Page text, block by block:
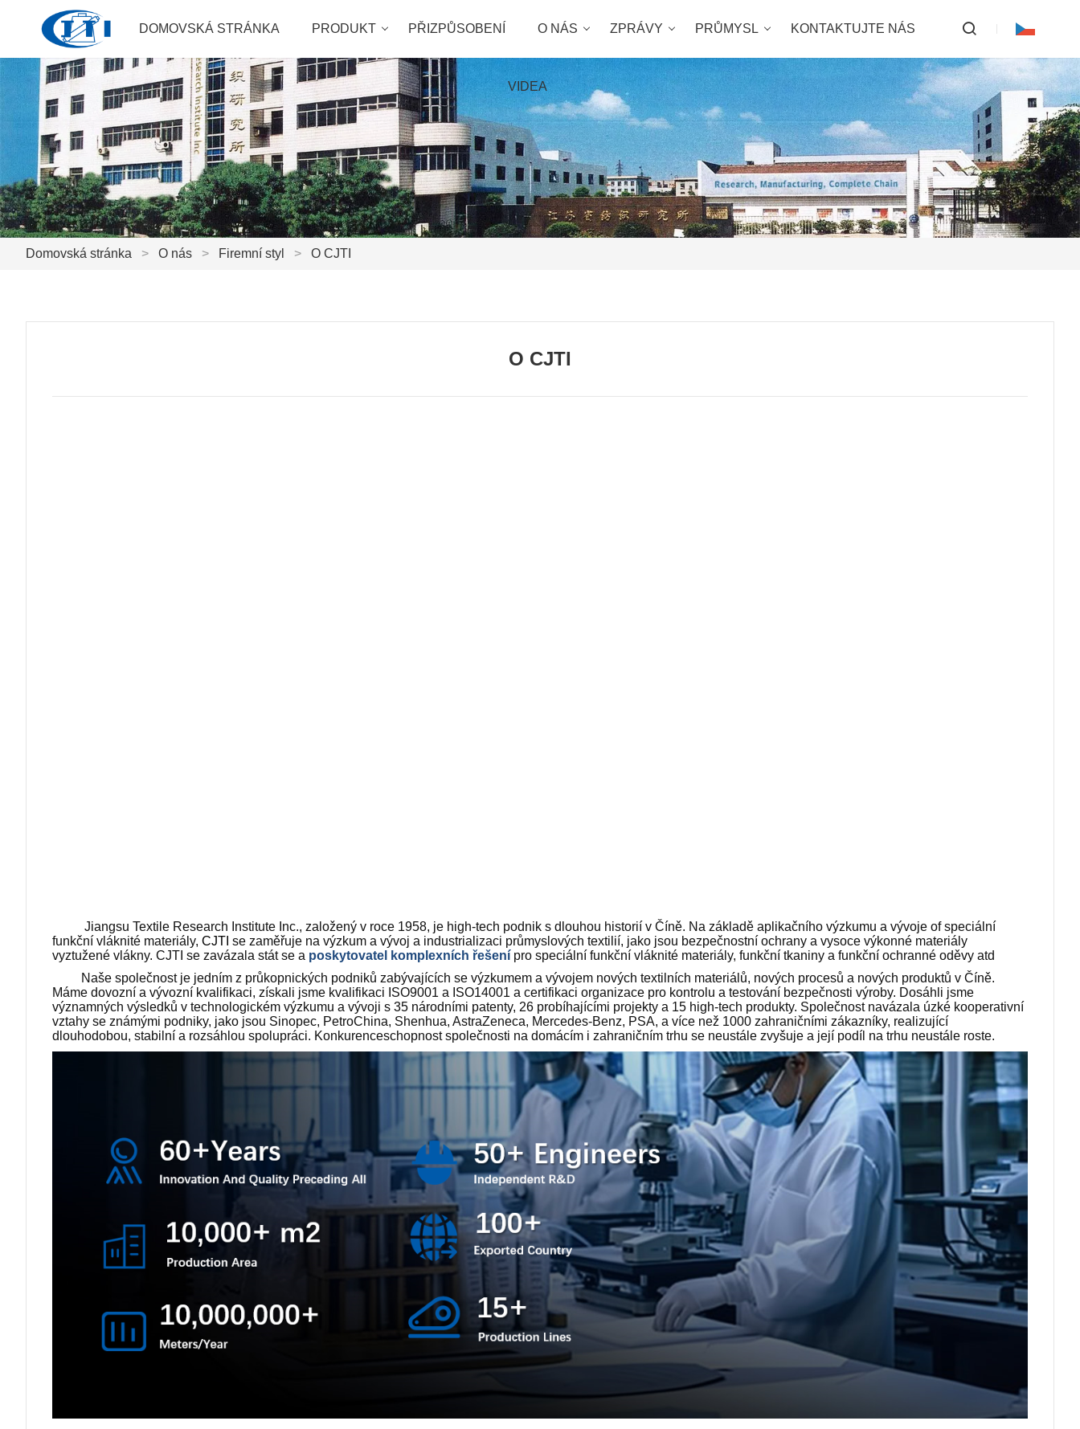
DOMOVSKÁ STRÁNKA PRODUKT PŘIZPŮSOBENÍ O NÁS ZPRÁVY PRŮMYSL KONTAKTUJTE NÁS
VIDEA
Domovská stránka > O nás > Firemní styl > O CJTI
O CJTI
Jiangsu Textile Research Institute Inc., založený v roce 1958, je high-tech podnik s dlouhou historií v Číně. Na základě aplikačního výzkumu a vývoje of speciální
funkční vláknité materiály, CJTI se zaměřuje na výzkum a vývoj a industrializaci průmyslových textilií, jako jsou bezpečnostní ochrany a vysoce výkonné materiály
vyztužené vlákny. CJTI se zavázala stát se a poskytovatel komplexních řešení pro speciální funkční vláknité materiály, funkční tkaniny a funkční ochranné oděvy atd
Naše společnost je jedním z průkopnických podniků zabývajících se výzkumem a vývojem nových textilních materiálů, nových procesů a nových produktů v Číně.
Máme dovozní a vývozní kvalifikaci, získali jsme kvalifikaci ISO9001 a ISO14001 a certifikaci organizace pro kontrolu a testování bezpečnosti výroby. Dosáhli jsme
významných výsledků v technologickém výzkumu a vývoji s 35 národními patenty, 26 probíhajícími projekty a 15 high-tech produkty. Společnost navázala úzké kooperativní
vztahy se známými podniky, jako jsou Sinopec, PetroChina, Shenhua, AstraZeneca, Mercedes-Benz, PSA, a více než 1000 zahraničními zákazníky, realizující
dlouhodobou, stabilní a rozsáhlou spolupráci. Konkurenceschopnost společnosti na domácím i zahraničním trhu se neustále zvyšuje a její podíl na trhu neustále roste.